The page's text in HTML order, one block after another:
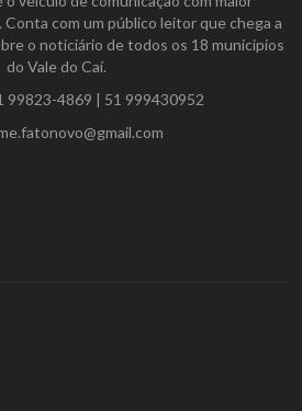
Conta com um público leitor que chega a
o noticiário de todos os 18 municípios
do Vale do Caí.
99823-4869 | 51 999430952